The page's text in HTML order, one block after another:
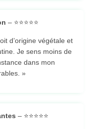
– ⭐⭐⭐⭐⭐
d’origine végétale et
Je sens moins de
dans mon
»
– ⭐⭐⭐⭐⭐